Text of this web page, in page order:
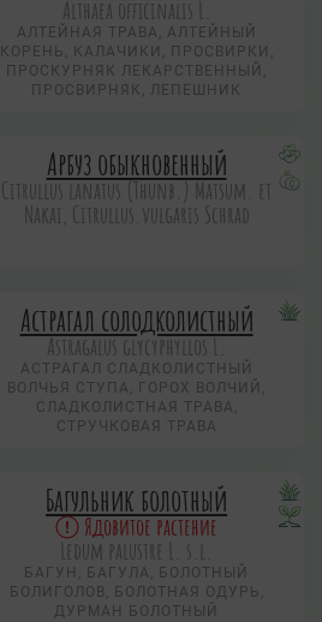
Althaea officinalis L.
АЛТЕЙНАЯ ТРАВА, АЛТЕЙНЫЙ
КОРЕНЬ, КАЛАЧИКИ, ПРОСВИРКИ,
ПРОСКУРНЯК ЛЕКАРСТВЕННЫЙ,
ПРОСВИРНЯК, ЛЕПЕШНИК
Арбуз обыкновенный
Citrullus lanatus (Thunb.) Matsum. et
Nakai, Citrullus.vulgaris Schrad
Астрагал солодколистный
Astragalus glycyphyllos L.
АСТРАГАЛ СЛАДКОЛИСТНЫЙ
ВОЛЧЬЯ СТУПА, ГОРОХ ВОЛЧИЙ,
СЛАДКОЛИСТНАЯ ТРАВА,
СТРУЧКОВАЯ ТРАВА
Багульник болотный
Ядовитое растение
Ledum palustre L. s.l.
БАГУН, БАГУЛА, БОЛОТНЫЙ
БОЛИГОЛОВ, БОЛОТНАЯ ОДУРЬ,
ДУРМАН БОЛОТНЫЙ